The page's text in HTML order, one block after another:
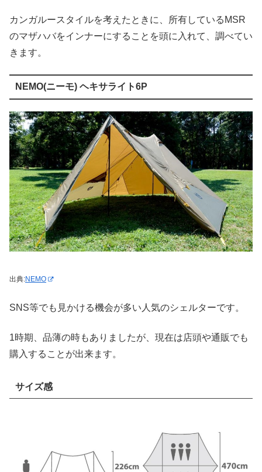
カンガルースタイルを考えたときに、所有しているMSR
のマザハバをインナーにすることを頭に入れて、調べてい
きます。
NEMO(ニーモ) ヘキサライト6P
出典:NEMO
SNS等でも見かける機会が多い人気のシェルターです。
1時期、品薄の時もありましたが、現在は店頭や通販でも
購入することが出来ます。
サイズ感